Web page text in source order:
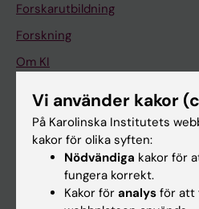
Forskarutbildning
Forskning
Om KI
På gång
Nyheter
Kalender
Vi använder kakor
På Karolinska Institutets
kakor för olika syften:
Nödvändiga kakor för
fungera korrekt.
Kakor för analys för att